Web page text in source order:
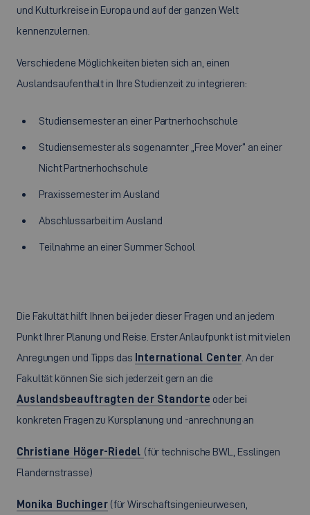
und Kulturkreise in Europa und auf der ganzen Welt
kennenzulernen.
Verschiedene Möglichkeiten bieten sich an, einen
Auslandsaufenthalt in Ihre Studienzeit zu integrieren:
Studiensemester an einer Partnerhochschule
Studiensemester als sogenannter „Free Mover“ an einer
Nicht Partnerhochschule
Praxissemester im Ausland
Abschlussarbeit im Ausland
Teilnahme an einer Summer School
Die Fakultät hilft Ihnen bei jeder dieser Fragen und an jedem
Punkt Ihrer Planung und Reise. Erster Anlaufpunkt ist mit vielen
Anregungen und Tipps das International Center . An der
Fakultät können Sie sich jederzeit gern an die
Auslandsbeauftragten der Standorte oder bei
konkreten Fragen zu Kursplanung und -anrechnung an
Christiane Höger-Riedel (für technische BWL, Esslingen
Flandernstrasse)
Monika Buchinger(für Wirschaftsingenieurwesen,